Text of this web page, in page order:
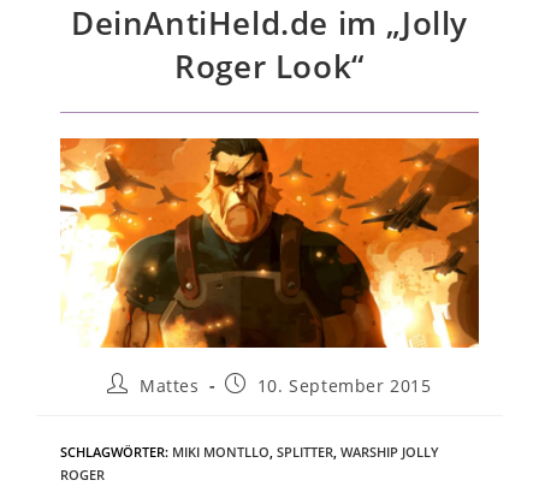
DeinAntiHeld.de im „Jolly
Roger Look“
Mattes 10. September 2015
SCHLAGWÖRTER: MIKI MONTLLO, SPLITTER, WARSHIP JOLLY
ROGER